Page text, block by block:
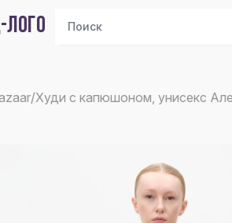
ЛОГО
/Худи с капюшоном, унисекс